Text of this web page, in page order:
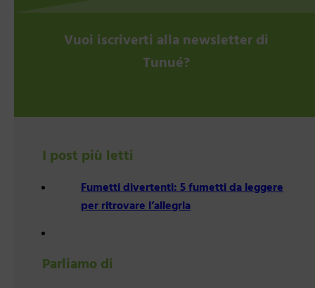
Vuoi iscriverti alla newsletter di
Tunué?
I post più letti
Fumetti divertenti: 5 fumetti da leggere
per ritrovare l’allegria
Parliamo di